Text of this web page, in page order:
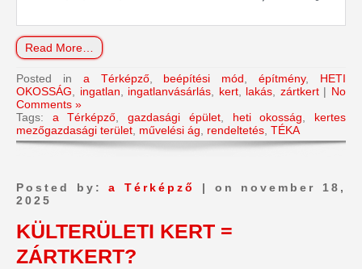
Read More…
Posted in a Térképző, beépítési mód,építmény, HETI
OKOSSÁG, ingatlan, ingatlanvásárlás, kert, lakás, zártkert| No
Comments »
Tags: a Térképző,gazdasági épület, heti okosság, kertes
mezőgazdasági terület, művelési ág, rendeltetés, TÉKA
Posted by:a Térképző
| on november 18,
2025
KÜLTERÜLETI KERT =
ZÁRTKERT?